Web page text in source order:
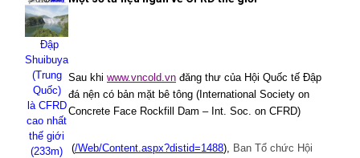
Đập
Shuibuya
(Trung
Quốc)
là CFRD
cao nhất
thế giới
(233m)
Sau khi www.vncold.vn đăng thư của Hội Quốc tế Đập
đá nện có bản mặt bê tông ( International Society on
Concrete Face Rockfill Dam – Int. Soc. on CFRD)
(/Web/Content.aspx?distid=1488), Ban Tổ chức Hội